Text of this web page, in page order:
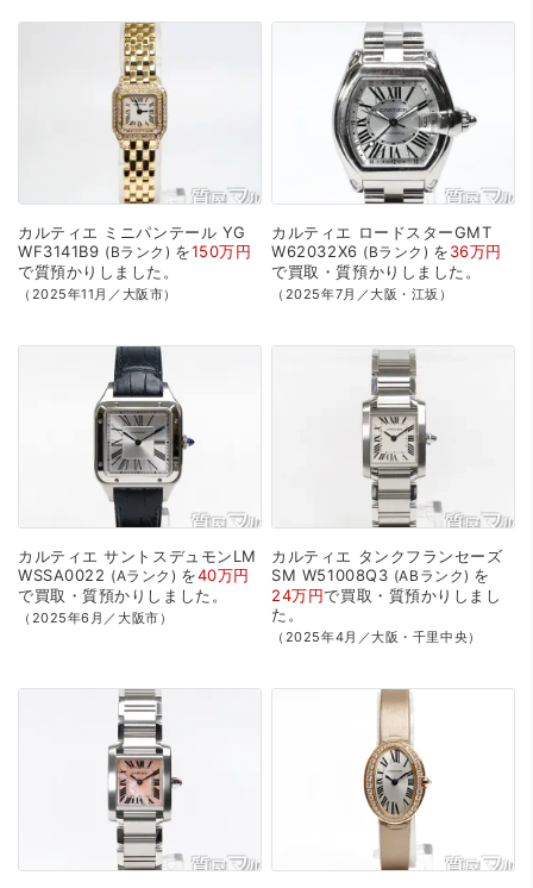
カルティエ ミニパンテール YG
WF3141B9
Bランク を150万円
で質預かり しました。
（2025年11月／大阪市）
カルティエ ロードスターGMT
W62032X6
Bランク を36万円
で買取・質預かり しました。
（2025年7月／大阪・江坂）
カルティエ サントスデュモンLM
WSSA0022
Aランク を40万円
で買取・質預かり しました。
（2025年6月／大阪市）
カルティエ タンクフランセーズ
SM W51008Q3 ABランク を
24万円で買取・質預かり しまし
た。
（2025年4月／大阪・千里中央）